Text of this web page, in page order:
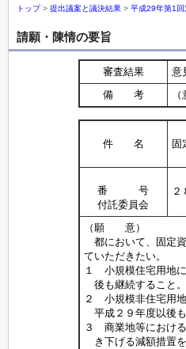
トップ> 提出議案と議決結果 > 平成29年第1回
請願・陳情の要旨
審査結果
意
備 考
件 名 固
番 号
付託委員会
（願 意）
都において、固定
ていただきたい。
１ 小規模住宅用地
後も継続すること。
２ 小規模非住宅用地
平成２９年度以後も
３ 商業地等における
き下げる減額措置を